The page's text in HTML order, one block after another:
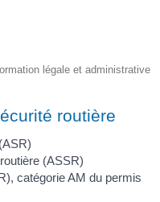
légale et administrative
routière
(ASSR)
catégorie AM du permis